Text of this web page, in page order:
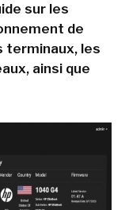
sur les
de
terminaux, les
ainsi que